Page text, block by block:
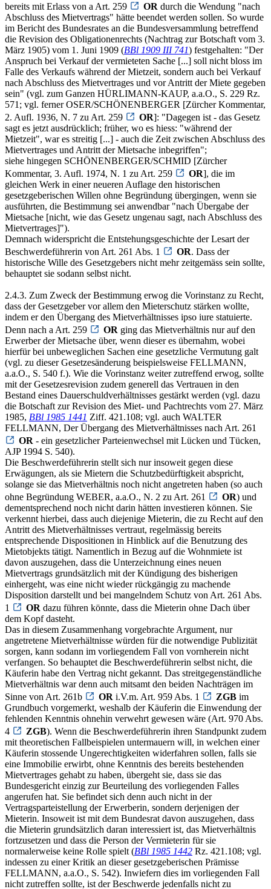
bereits mit Erlass von a Art. 259
OR durch die Wendung "nach
Abschluss des Mietvertrags" hätte beendet werden sollen. So wurde
im Bericht des Bundesrates an die Bundesversammlung betreffend
die Revision des Obligationenrechts (Nachtrag zur Botschaft vom 3.
März 1905) vom 1. Juni 1909 (BBl 1909 III 741) festgehalten: "Der
Anspruch bei Verkauf der vermieteten Sache [...] soll nicht bloss im
Falle des Verkaufs während der Mietzeit, sondern auch bei Verkauf
nach Abschluss des Mietvertrages und vor Antritt der Miete gegeben
sein" (vgl. zum Ganzen HÜRLIMANN-KAUP, a.a.O., S. 229 Rz.
571; vgl. ferner OSER/SCHÖNENBERGER [Zürcher Kommentar,
2. Aufl. 1936, N. 7 zu Art. 259
OR]: "Dagegen ist - das Gesetz
sagt es jetzt ausdrücklich; früher, wo es hiess: "während der
Mietzeit", war es streitig [...] - auch die Zeit zwischen Abschluss des
Mietvertrages und Antritt der Mietsache inbegriffen";
siehe hingegen SCHÖNENBERGER/SCHMID [Zürcher
Kommentar, 3. Aufl. 1974, N. 1 zu Art. 259
OR], die im
gleichen Werk in einer neueren Auflage den historischen
gesetzgeberischen Willen ohne Begründung übergingen, wenn sie
ausführten, die Bestimmung sei anwendbar "nach Übergabe der
Mietsache [nicht, wie das Gesetz ungenau sagt, nach Abschluss des
Mietvertrages]").
Demnach widerspricht die Entstehungsgeschichte der Lesart der
Beschwerdeführerin von Art. 261 Abs. 1
OR. Dass der
historische Wille des Gesetzgebers nicht mehr zeitgemäss sein sollte,
behauptet sie sodann selbst nicht.
2.4.3. Zum Zweck der Bestimmung erwog die Vorinstanz zu Recht,
dass der Gesetzgeber vor allem den Mieterschutz stärken wollte,
indem er den Übergang des Mietverhältnisses ipso iure statuierte.
Denn nach a Art. 259
OR ging das Mietverhältnis nur auf den
Erwerber der Mietsache über, wenn dieser es übernahm, wobei
hierfür bei unbeweglichen Sachen eine gesetzliche Vermutung galt
(vgl. zu dieser Gesetzesänderung beispielsweise FELLMANN,
a.a.O., S. 540 f.). Wie die Vorinstanz weiter zutreffend erwog, sollte
mit der Gesetzesrevision zudem generell das Vertrauen in den
Bestand eines Dauerschuldverhältnisses gestärkt werden (vgl. dazu
die Botschaft zur Revision des Miet- und Pachtrechts vom 27. März
1985, BBl 1985 1441 Ziff. 421.108; vgl. auch WALTER
FELLMANN, Der Übergang des Mietverhältnisses nach Art. 261
OR - ein gesetzlicher Parteienwechsel mit Lücken und Tücken,
AJP 1994 S. 540).
Die Beschwerdeführerin stellt sich nur insoweit gegen diese
Erwägungen, als sie Mietern die Schutzbedürftigkeit abspricht,
solange sie das Mietverhältnis noch nicht angetreten haben (so auch
ohne Begründung WEBER, a.a.O., N. 2 zu Art. 261
OR) und
dementsprechend noch nicht darin hätten investieren können. Sie
verkennt hierbei, dass auch diejenige Mieterin, die zu Recht auf den
Antritt des Mietverhältnisses vertraut, regelmässig bereits
entsprechende Dispositionen in Hinblick auf die Benutzung des
Mietobjekts tätigt. Namentlich in Bezug auf die Wohnmiete ist
davon auszugehen, dass die Unterzeichnung eines neuen
Mietvertrags grundsätzlich mit der Kündigung des bisherigen
einhergeht, was eine nicht wieder rückgängig zu machende
Disposition darstellt und bei mangelndem Schutz von Art. 261 Abs.
1
OR dazu führen könnte, dass die Mieterin ohne Dach über
dem Kopf dasteht.
Das in diesem Zusammenhang vorgebrachte Argument, nur
angetretene Mietverhältnisse würden für die notwendige Publizität
sorgen, kann sodann im vorliegendem Fall von vornherein nicht
verfangen. So behauptet die Beschwerdeführerin selbst nicht, die
Käuferin habe den Vertrag nicht gekannt. Das streitgegenständliche
Mietverhältnis war denn auch mitsamt den beiden Nachträgen im
Sinne von Art. 261b
OR i.V.m. Art. 959 Abs. 1 ZGB im
Grundbuch vorgemerkt, weshalb der Käuferin die Einwendung der
fehlenden Kenntnis ohnehin verwehrt gewesen wäre (Art. 970 Abs.
4
ZGB). Wenn die Beschwerdeführerin ihren Standpunkt zudem
mit theoretischen Fallbeispielen untermauern will, in welchen einer
Käuferin stossende Ungerechtigkeiten widerfahren sollen, falls sie
eine Immobilie erwirbt, ohne Kenntnis des bereits bestehenden
Mietvertrages gehabt zu haben, übergeht sie, dass sie das
Bundesgericht einzig zur Beurteilung des vorliegenden Falles
angerufen hat. Sie befindet sich denn auch nicht in der
Vertragsparteistellung der Erwerberin, sondern derjenigen der
Mieterin. Insoweit ist mit dem Bundesrat davon auszugehen, dass
die Mieterin grundsätzlich daran interessiert ist, das Mietverhältnis
fortzusetzen und dass die Person der Vermieterin für sie
normalerweise keine Rolle spielt (BBl 1985 1442 Rz. 421.108; vgl.
indessen zu einer Kritik an dieser gesetzgeberischen Prämisse
FELLMANN, a.a.O., S. 542). Inwiefern dies im vorliegenden Fall
nicht zutreffen sollte, ist der Beschwerde jedenfalls nicht zu